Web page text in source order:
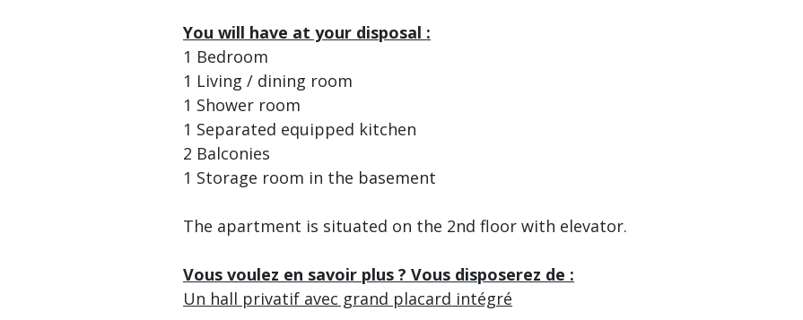
You will have at your disposal :
1 Bedroom
1 Living / dining room
1 Shower room
1 Separated equipped kitchen
2 Balconies
1 Storage room in the basement
The apartment is situated on the 2nd floor with elevator.
Vous voulez en savoir plus ? Vous disposerez de :
Un hall privatif avec grand placard intégré